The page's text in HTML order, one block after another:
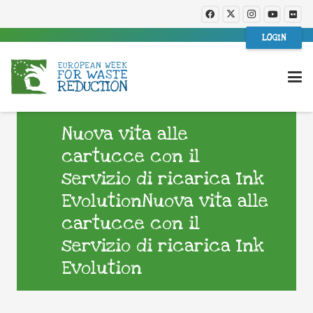
LOGIN
Nuova vita alle
cartucce con il
servizio di ricarica Ink
EvolutionNuova vita alle
cartucce con il
servizio di ricarica Ink
Evolution